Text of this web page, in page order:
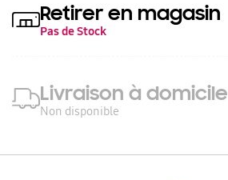
Retirer en magasin
Pas de Stock
Livraison à domicile
Non disponible